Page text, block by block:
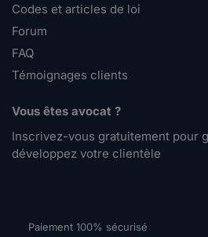
Codes et articles de loi
Forum
FAQ
Témoignages clients
Vous êtes avocat ?
Inscrivez-vous gratuitement pour
développez votre clientèle
Paiement 100% sécurisé